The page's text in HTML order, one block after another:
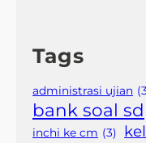
Tags
administrasi ujian
bank soal sd
inchi ke cm (3)